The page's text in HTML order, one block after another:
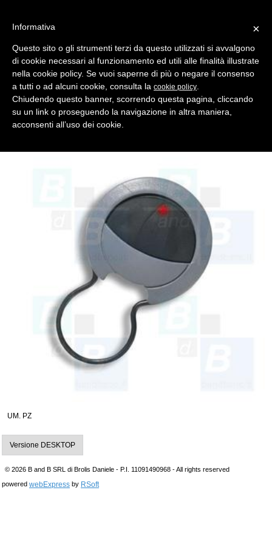
Indietro
TELECOMANDI ROLLING CODE > PRASTEL
telecomando prastel bfor 2 canali rolling code 433.92 mhz
Telecomando cancello PRASTEL BFOR, 2 canali, rolling code,
UM. PZ
Versione DESKTOP
© 2026 B and B SRL di Brolis Daniele - P.I. 11091490968 - All rights reserved
powered webExpress by RSoft
×
Informativa
Questo sito o gli strumenti terzi da questo utilizzati si avvalgono
di cookie necessari al funzionamento ed utili alle finalità illustrate
nella cookie policy. Se vuoi saperne di più o negare il consenso
a tutti o ad alcuni cookie, consulta la cookie policy
Chiudendo questo banner, scorrendo questa pagina, cliccando
su un link o proseguendo la navigazione in altra maniera,
acconsenti all’uso dei cookie.